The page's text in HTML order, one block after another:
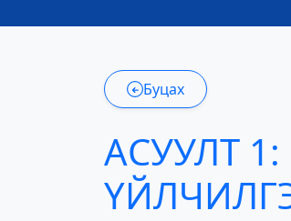
Буцах
АСУУЛТ